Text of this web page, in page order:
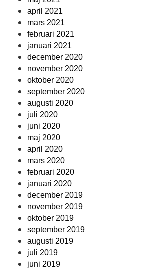
april 2021
mars 2021
februari 2021
januari 2021
december 2020
november 2020
oktober 2020
september 2020
augusti 2020
juli 2020
juni 2020
maj 2020
april 2020
mars 2020
februari 2020
januari 2020
december 2019
november 2019
oktober 2019
september 2019
augusti 2019
juli 2019
juni 2019